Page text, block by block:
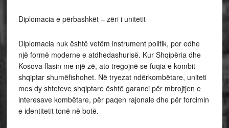
Diplomacia e përbashkët – zëri i unitetit
Diplomacia nuk është vetëm instrument politik, por edhe
një formë moderne e atdhedashurisë. Kur Shqipëria dhe
Kosova flasin me një zë, ato tregojnë se fuqia e kombit
shqiptar shumëfishohet. Në tryezat ndërkombëtare, uniteti
mes dy shteteve shqiptare është garanci për mbrojtjen e
interesave kombëtare, për paqen rajonale dhe për forcimin
e identitetit tonë në botë.